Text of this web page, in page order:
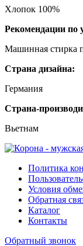
Хлопок 100%
Рекомендации по
Машинная стирка
Страна дизайна:
Германия
Страна-
Вьетнам
Политика
Условия
Обратная
Каталог
Контакты
Обратный звонок